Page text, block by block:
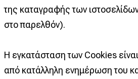
της καταγραφής των
στο παρελθόν).
Η εγκατάσταση των Cookies
από κατάλληλη ενημέρωση του